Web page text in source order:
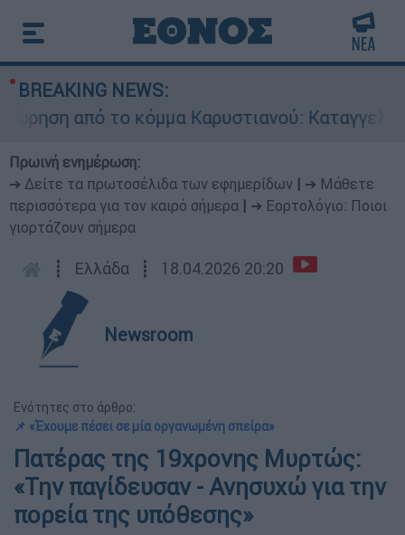
BREAKING NEWS:
από το κόμμα Καρυστιανού: Καταγγελίες
Πρωινή ενημέρωση:
➔ Δείτε τα πρωτοσέλιδα των εφημερίδων
➔ Μάθετε
περισσότερα για τον καιρό σήμερα
➔ Εορτολόγιο: Ποιοι
γιορτάζουν σήμερα
┋ Ελλάδα ┋ 18.04.2026 20:20
Newsroom
Ενότητες στο άρθρο:
📌 «Έχουμε πέσει σε μία οργανωμένη σπείρα»
Πατέρας της 19χρονης Μυρτώς:
«Την παγίδευσαν - Ανησυχώ για την
πορεία της υπόθεσης»